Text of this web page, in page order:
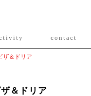
contact
ザ＆ドリア
＆ドリア